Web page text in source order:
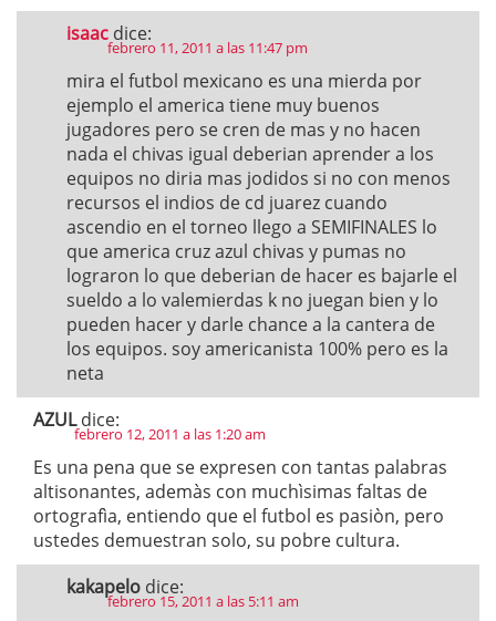
isaac dice:
febrero 11, 2011 a las 11:47 pm
mira el futbol mexicano es una mierda por
ejemplo el america tiene muy buenos
jugadores pero se cren de mas y no hacen
nada el chivas igual deberian aprender a los
equipos no diria mas jodidos si no con menos
recursos el indios de cd juarez cuando
ascendio en el torneo llego a SEMIFINALES lo
que america cruz azul chivas y pumas no
lograron lo que deberian de hacer es bajarle el
sueldo a lo valemierdas k no juegan bien y lo
pueden hacer y darle chance a la cantera de
los equipos. soy americanista 100% pero es la
neta
AZUL dice:
febrero 12, 2011 a las 1:20 am
Es una pena que se expresen con tantas palabras
altisonantes, ademàs con muchìsimas faltas de
ortografìa, entiendo que el futbol es pasiòn, pero
ustedes demuestran solo, su pobre cultura.
kakapelo dice:
febrero 15, 2011 a las 5:11 am